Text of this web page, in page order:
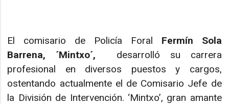
El comisario de Policía Foral Fermín Sola
Barrena, ´Mintxo´, desarrolló su carrera
profesional en diversos puestos y cargos,
ostentando actualmente el de Comisario Jefe de
la División de Intervención. ‘Mintxo’, gran amante